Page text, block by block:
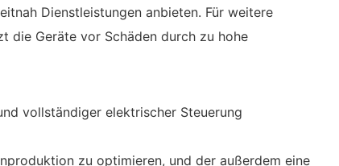
Dienstleistungen anbieten. Für weitere
die Geräte vor Schäden durch zu hohe
vollständiger elektrischer Steuerung
zu optimieren, und der außerdem eine